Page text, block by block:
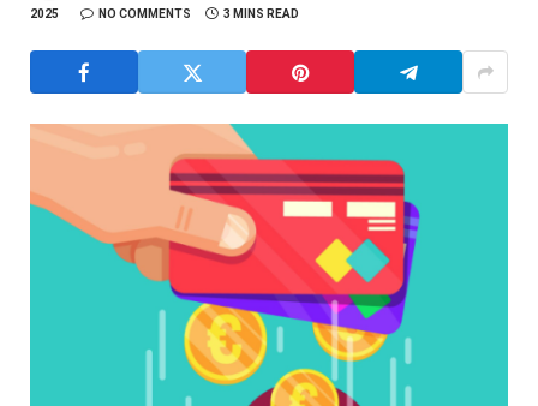
2025 NO COMMENTS 3 MINS READ